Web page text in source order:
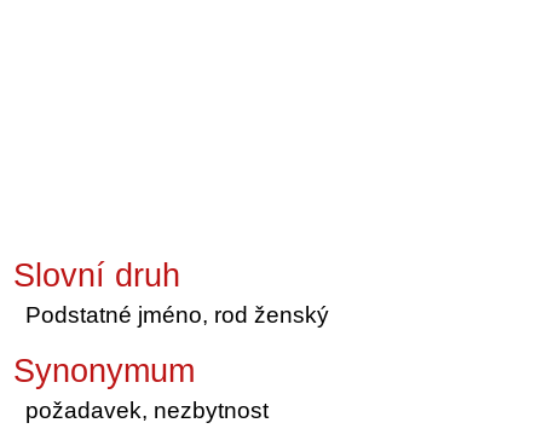
Slovní druh
Podstatné jméno, rod ženský
Synonymum
požadavek, nezbytnost